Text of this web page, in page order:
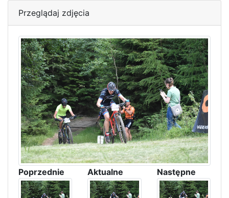
Przeglądaj zdjęcia
Poprzednie Aktualne Następne